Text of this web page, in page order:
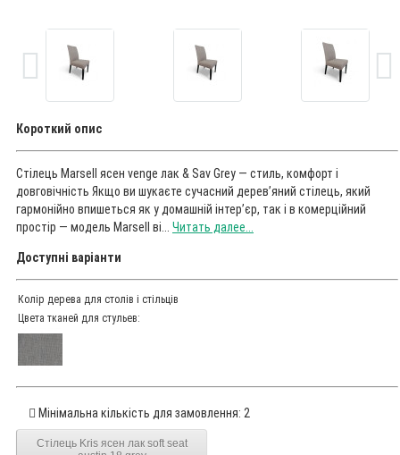
Короткий опис
Стілець Marsell ясен venge лак & Sav Grey — стиль, комфорт і
довговічність Якщо ви шукаєте сучасний дерев’яний стілець, який
гармонійно впишеться як у домашній інтер’єр, так і в комерційний
простір — модель Marsell ві... Читать далее...
Доступні варіанти
Колір дерева для столів і стільців
Цвета тканей для стульев:
Мінімальна кількість для замовлення: 2
Стілець Kris ясен лак soft seat